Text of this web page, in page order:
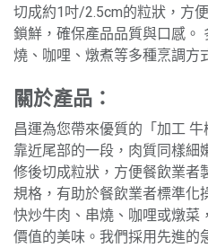
切成約1吋/2.5cm的粒狀，方
鎖鮮，確保產品品質與口感。
燒、咖哩、燉煮等多種烹調方
關於產品：
昌運為您帶來優質的「加工
靠近尾部的一段，肉質同樣細
修後切成粒狀，方便餐飲業者
規格，有助於餐飲業者標準化
快炒牛肉、串燒、咖哩或燉菜
價值的美味。我們採用先進的